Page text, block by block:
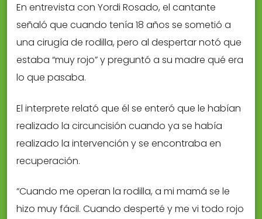
En entrevista con Yordi Rosado, el cantante
señaló que cuando tenía 18 años se sometió a
una cirugía de rodilla, pero al despertar notó que
estaba “muy rojo” y preguntó a su madre qué era
lo que pasaba.
El interprete relató que él se enteró que le habían
realizado la circuncisión cuando ya se había
realizado la intervención y se encontraba en
recuperación.
“Cuando me operan la rodilla, a mi mamá se le
hizo muy fácil. Cuando desperté y me vi todo rojo